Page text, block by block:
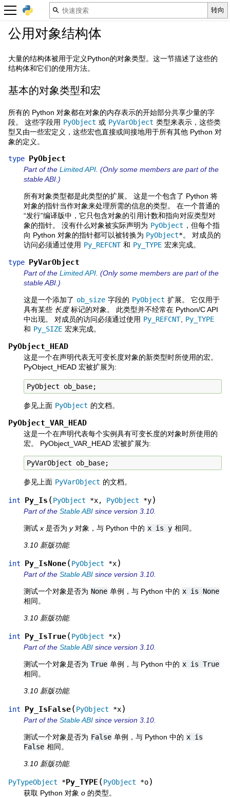
公用对象结构体
大量的结构体被用于定义Python的对象类型。这一节描述了这些的
结构体和它们的使用方法。
基本的对象类型和宏
所有的 Python 对象都在对象的内存表示的开始部分共享少量的字
段。 这些字段用 PyObject 或 PyVarObject 类型来表示，这些类
型又由一些宏定义，这些宏也直接或间接地用于所有其他 Python 对
象的定义。
type PyObject
Part of the Limited API . (Only some members are part of the
stable ABI.)
所有对象类型都是此类型的扩展。 这是一个包含了 Python 将
对象的指针当作对象来处理所需的信息的类型。 在一个普通的
“发行”编译版中，它只包含对象的引用计数和指向对应类型对
象的指针。 没有什么对象被实际声明为 PyObject ，但每个指
向 Python 对象的指针都可以被转换为 PyObject*。 对成员的
访问必须通过使用 Py_REFCNT 和 Py_TYPE 宏来完成。
type PyVarObject
Part of the Limited API . (Only some members are part of the
stable ABI.)
这是一个添加了 ob_size 字段的 PyObject 扩展。 它仅用于
具有某些 长度标记的对象。 此类型并不经常在 Python/C API
中出现。 对成员的访问必须通过使用 Py_REFCNT
Py_TYPE
和 Py_SIZE 宏来完成。
PyObject_HEAD
这是一个在声明代表无可变长度对象的新类型时所使用的宏。
PyObject_HEAD 宏被扩展为:
PyObject ob_base;
参见上面 PyObject 的文档。
PyObject_VAR_HEAD
这是一个在声明代表每个实例具有可变长度的对象时所使用的
宏。 PyObject_VAR_HEAD 宏被扩展为:
PyVarObject ob_base;
参见上面 PyVarObject 的文档。
int Py_Is (PyObject *x, PyObject *y)
Part of the Stable ABI since version 3.10.
测试 x 是否为 y对象，与 Python 中的 x is y 相同。
3.10 新版功能.
int Py_IsNone(PyObject *x)
Part of the Stable ABI since version 3.10.
测试一个对象是否为 None 单例，与 Python 中的 x is
None
相同。
3.10 新版功能.
int Py_IsTrue(PyObject *x)
Part of the Stable ABI since version 3.10.
测试一个对象是否为 True 单例，与 Python 中的 x is True
相同。
3.10 新版功能.
int Py_IsFalse(PyObject *x)
Part of the Stable ABI since version 3.10.
测试一个对象是否为 False 单例，与 Python 中的 x is
False 相同。
3.10 新版功能.
PyTypeObject *Py_TYPE (PyObject *o)
获取 Python 对象 o 的类型。